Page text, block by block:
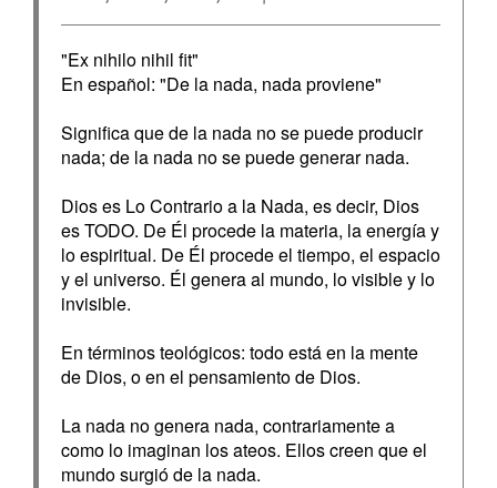
"Ex nihilo nihil fit"
En español: "De la nada, nada proviene"
Significa que de la nada no se puede producir
nada; de la nada no se puede generar nada.
Dios es Lo Contrario a la Nada, es decir, Dios
es TODO. De Él procede la materia, la energía y
lo espiritual. De Él procede el tiempo, el espacio
y el universo. Él genera al mundo, lo visible y lo
invisible.
En términos teológicos: todo está en la mente
de Dios, o en el pensamiento de Dios.
La nada no genera nada, contrariamente a
como lo imaginan los ateos. Ellos creen que el
mundo surgió de la nada.